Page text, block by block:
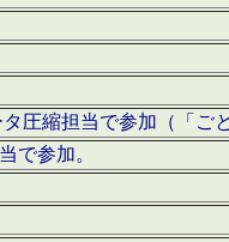
圧縮担当で参加（「ご
で参加。